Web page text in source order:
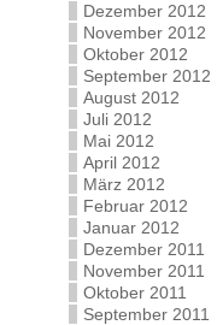
Dezember 2012
November 2012
Oktober 2012
September 2012
August 2012
Juli 2012
Mai 2012
April 2012
März 2012
Februar 2012
Januar 2012
Dezember 2011
November 2011
Oktober 2011
September 2011